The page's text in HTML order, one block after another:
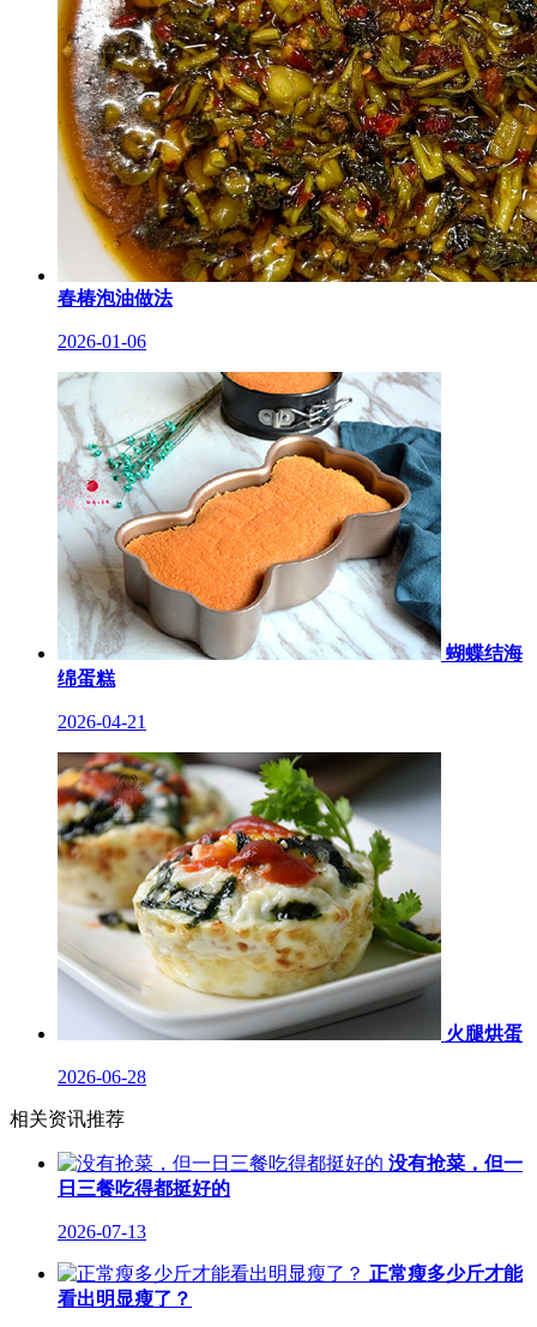
春椿泡油做法
2026-01-06
蝴蝶结海
绵蛋糕
2026-04-21
火腿烘蛋
2026-06-28
相关资讯推荐
没有抢菜，但一
日三餐吃得都挺好的
2026-07-13
正常瘦多少斤才能
看出明显瘦了？